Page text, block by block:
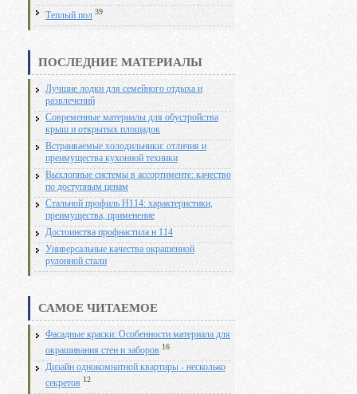
Теплый пол 39
ПОСЛЕДНИЕ МАТЕРИАЛЫ
Лучшие лодки для семейного отдыха и
развлечений
Современные материалы для обустройства
крыш и открытых площадок
Встраиваемые холодильники: отличия и
преимущества кухонной техники
Выхлопные системы в ассортименте: качество
по доступным ценам
Стальной профиль Н114: характеристики,
преимущества, применение
Достоинства профнастила н 114
Универсальные качества окрашенной
рулонной стали
САМОЕ ЧИТАЕМОЕ
Фасадные краски: Особенности материала для
окрашивания стен и заборов 16
Дизайн однокомнатной квартиры - несколько
секретов 12